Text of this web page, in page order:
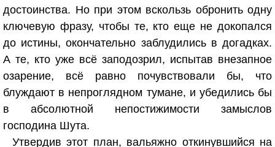
достоинства. Но при этом вскользь обронить одну
ключевую фразу, чтобы те, кто еще не докопался
до истины, окончательно заблудились в догадках.
А те, кто уже всё заподозрил, испытав внезапное
озарение, всё равно почувствовали бы, что
блуждают в непроглядном тумане, и убедились бы
в абсолютной непостижимости замыслов
господина Шута.
Утвердив этот план, вальяжно откинувшийся на